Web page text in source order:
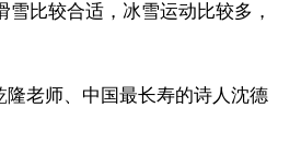
雪比较合适，冰雪运动比较多，
隆老师、中国最长寿的诗人沈德